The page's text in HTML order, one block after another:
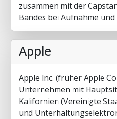
zusammen mit der
Bandes bei Aufnahme und
Apple
Apple Inc. (früher Apple
Unternehmen mit
Kalifornien (Vereinigte
und